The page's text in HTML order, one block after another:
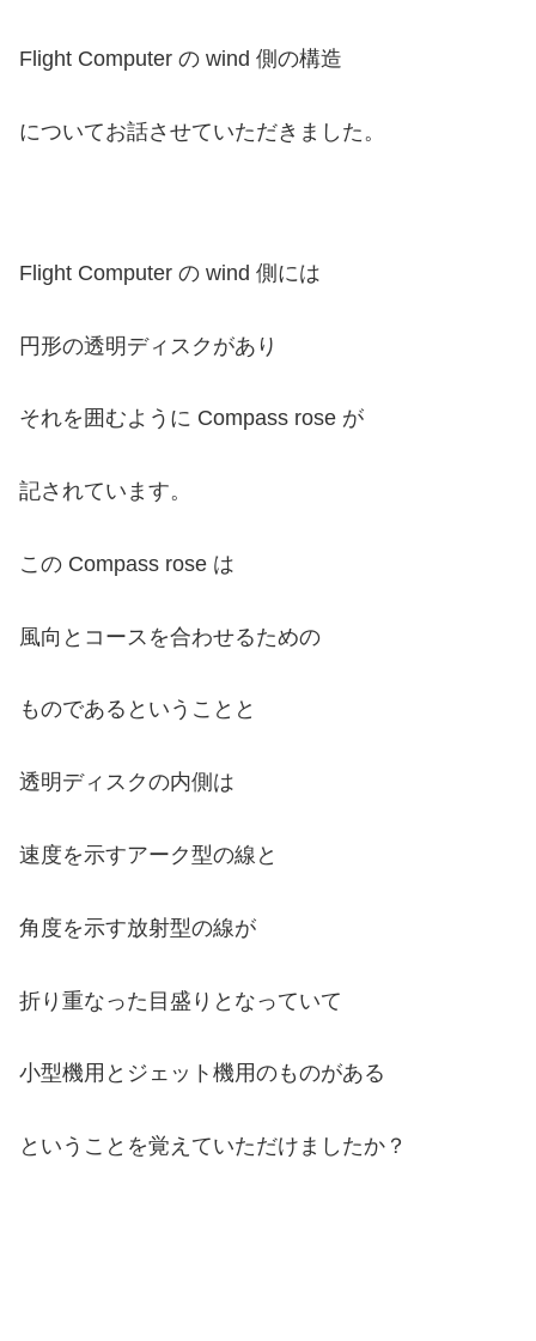
Flight Computer の wind 側の構造
についてお話させていただきました。
Flight Computer の wind 側には
円形の透明ディスクがあり
それを囲むように Compass rose が
記されています。
この Compass rose は
風向とコースを合わせるための
ものであるということと
透明ディスクの内側は
速度を示すアーク型の線と
角度を示す放射型の線が
折り重なった目盛りとなっていて
小型機用とジェット機用のものがある
ということを覚えていただけましたか？